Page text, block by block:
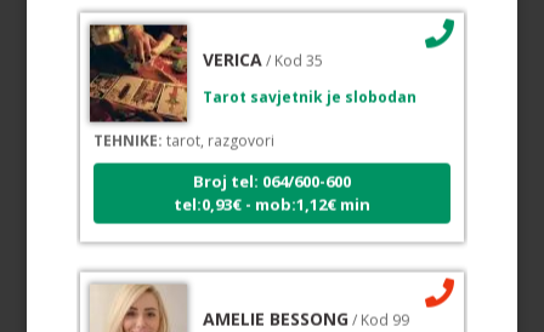
TEHNIKE:tarot, razgovori
Broj tel: 064/600-600
tel:0,93€ - mob:1,12€ min